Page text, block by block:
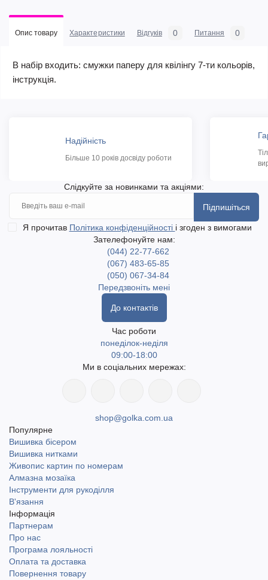
Опис товару Характеристики Відгуків 0 Питання 0
В набір входить: смужки паперу для квілінгу 7-ти кольорів,
інструкція.
Надійність
Більше 10 років досвіду роботи
Слідкуйте за новинками та акціями:
Підпишіться
Я прочитав Політика конфіденційності і згоден з вимогами
Зателефонуйте нам:
(044) 22-77-662
(067) 483-65-85
(050) 067-34-84
Передзвоніть мені
До контактів
Час роботи
понеділок-неділя
09:00-18:00
Ми в соціальних мережах:
shop@golka.com.ua
Популярне
Вишивка бісером
Вишивка нитками
Живопис картин по номерам
Алмазна мозаїка
Інструменти для рукоділля
В'язання
Інформація
Партнерам
Про нас
Програма лояльності
Оплата та доставка
Повернення товару